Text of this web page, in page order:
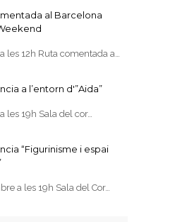
al Barcelona
les 12h Ruta comentada a…
a l’entorn d'”Aida”
les 19h Sala del cor…
“Figurinisme i espai
a les 19h Sala del Cor…